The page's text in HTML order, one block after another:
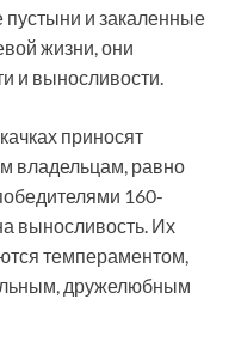
и закаленные
жизни, они
и выносливости.
приносят
владельцам, равно
160-
выносливость. Их
темпераментом,
дружелюбным